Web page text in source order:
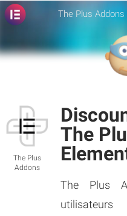
The Plus Addons
The Plus
Addons
The
The Plus
utilisateurs